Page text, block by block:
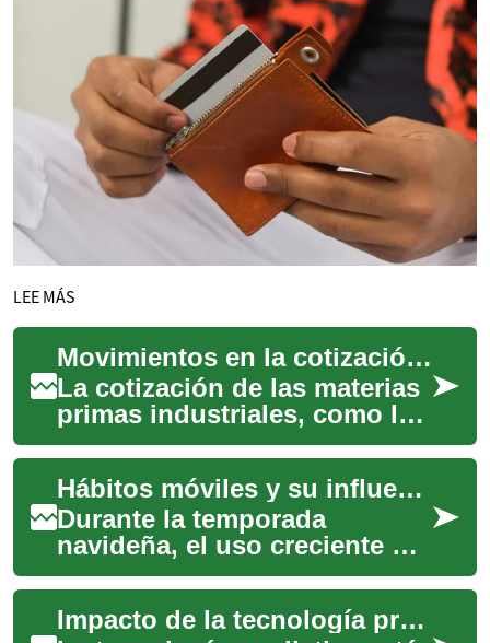
LEE MÁS
Movimientos en la cotización de materias primas industriales
La cotización de las materias
primas industriales, como los
metales, es un indicador
fundamental de la salud
económic...
Hábitos móviles y su influencia en las compras navideñas internacionales
Durante la temporada
navideña, el uso creciente de
dispositivos móviles
transforma cómo los
consumidores buscan,
Impacto de la tecnología predictiva en mercados